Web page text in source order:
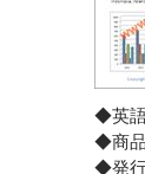
◆英
◆商品
◆発